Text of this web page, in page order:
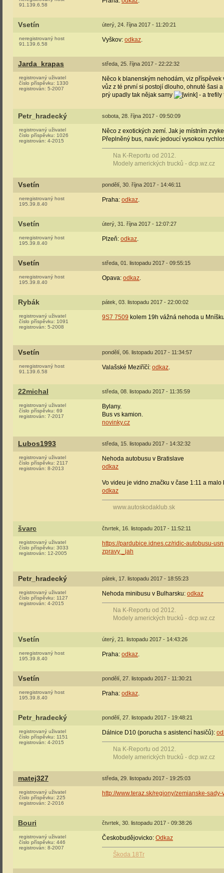
91.139.6.58
Vsetín úterý, 24. října 2017 - 11:20:21
neregistrovaný host
91.139.6.58
Vyškov: odkaz.
Jarda_krapas středa, 25. října 2017 - 22:22:32
registrovaný uživatel
číslo příspěvku: 1330
registrován: 5-2007
Něco k blanenským nehodám, viz příspěvek
vůz z té první si postojí dlouho, ohnuté šasi
prý upadly tak nějak samy
- a trefily
Petr_hradecký sobota, 28. října 2017 - 09:50:09
registrovaný uživatel
číslo příspěvku: 1026
registrován: 4-2015
Něco z exotických zemí. Jak je místním
Přeplněný bus, navíc jedoucí vysokou
Na K-Reportu od 2012.
Modely amerických trucků - dcp.wz.cz
Vsetín pondělí, 30. října 2017 - 14:46:11
neregistrovaný host
195.39.8.40
Praha: odkaz.
Vsetín úterý, 31. října 2017 - 12:07:27
neregistrovaný host
195.39.8.40
Plzeň: odkaz.
Vsetín středa, 01. listopadu 2017 - 09:55:15
neregistrovaný host
195.39.8.40
Opava: odkaz.
Rybák pátek, 03. listopadu 2017 - 22:00:02
registrovaný uživatel
číslo příspěvku: 1091
registrován: 5-2008
9S7 7509 kolem 19h vážná nehoda u
Vsetín pondělí, 06. listopadu 2017 - 11:34:57
neregistrovaný host
91.139.6.58
Valašské Meziříčí: odkaz.
22michal středa, 08. listopadu 2017 - 11:35:59
registrovaný uživatel
číslo příspěvku: 69
registrován: 7-2017
Bylany.
Bus vs kamion.
novinky.cz
Lubos1993 středa, 15. listopadu 2017 - 14:32:32
registrovaný uživatel
číslo příspěvku: 2117
registrován: 8-2013
Nehoda autobusu v Bratislave
odkaz
Vo videu je vidno značku v čase 1:11 a
odkaz
www.autoskodaklub.sk
švarc čtvrtek, 16. listopadu 2017 - 11:52:11
registrovaný uživatel
číslo příspěvku: 3033
registrován: 12-2005
https://pardubice.idnes.cz/ridic-autobusu-
zpravy _jah
Petr_hradecký pátek, 17. listopadu 2017 - 18:55:23
registrovaný uživatel
číslo příspěvku: 1127
registrován: 4-2015
Nehoda minibusu v Bulharsku: odkaz
Na K-Reportu od 2012.
Modely amerických trucků - dcp.wz.cz
Vsetín úterý, 21. listopadu 2017 - 14:43:26
neregistrovaný host
195.39.8.40
Praha: odkaz.
Vsetín pondělí, 27. listopadu 2017 - 11:30:21
neregistrovaný host
195.39.8.40
Praha: odkaz.
Petr_hradecký pondělí, 27. listopadu 2017 - 19:48:21
registrovaný uživatel
číslo příspěvku: 1151
registrován: 4-2015
Dálnice D10 (porucha s asistencí hasičů):
Na K-Reportu od 2012.
Modely amerických trucků - dcp.wz.cz
matej327 středa, 29. listopadu 2017 - 19:25:03
registrovaný uživatel
číslo příspěvku: 225
registrován: 2-2016
http://www.teraz.sk/regiony/zemianske-
Bouri čtvrtek, 30. listopadu 2017 - 09:38:26
registrovaný uživatel
číslo příspěvku: 446
registrován: 8-2007
Českobudějovicko: Odkaz
Škoda 18Tr